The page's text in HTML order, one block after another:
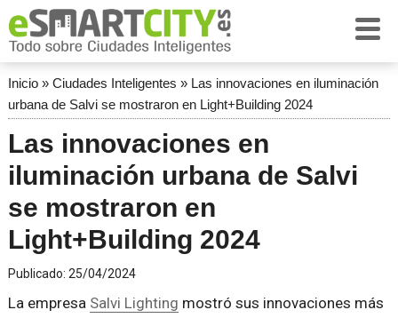
Inicio» Ciudades Inteligentes » Las innovaciones en iluminación
urbana de Salvi se mostraron en Light+Building 2024
Las innovaciones en
iluminación urbana de Salvi
se mostraron en
Light+Building 2024
Publicado: 25/04/2024
La empresa Salvi Lighting mostró sus innovaciones más